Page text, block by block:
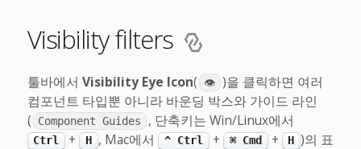
Visibility filters
툴바에서 Visibility Eye Icon( 👁 )을 클릭하면 여러
컴포넌트 타입뿐 아니라 바운딩 박스와 가이드 라인
(
Component Guides , 단축키는 Win/Linux에서
Ctrl + H , Mac에서 ^ Ctrl + ⌘ Cmd + H )의 표